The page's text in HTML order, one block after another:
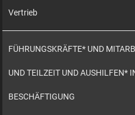
Vertrieb
FÜHRUNGSKRÄFTE* UND
UND TEILZEIT UND AUSHILFEN*
BESCHÄFTIGUNG